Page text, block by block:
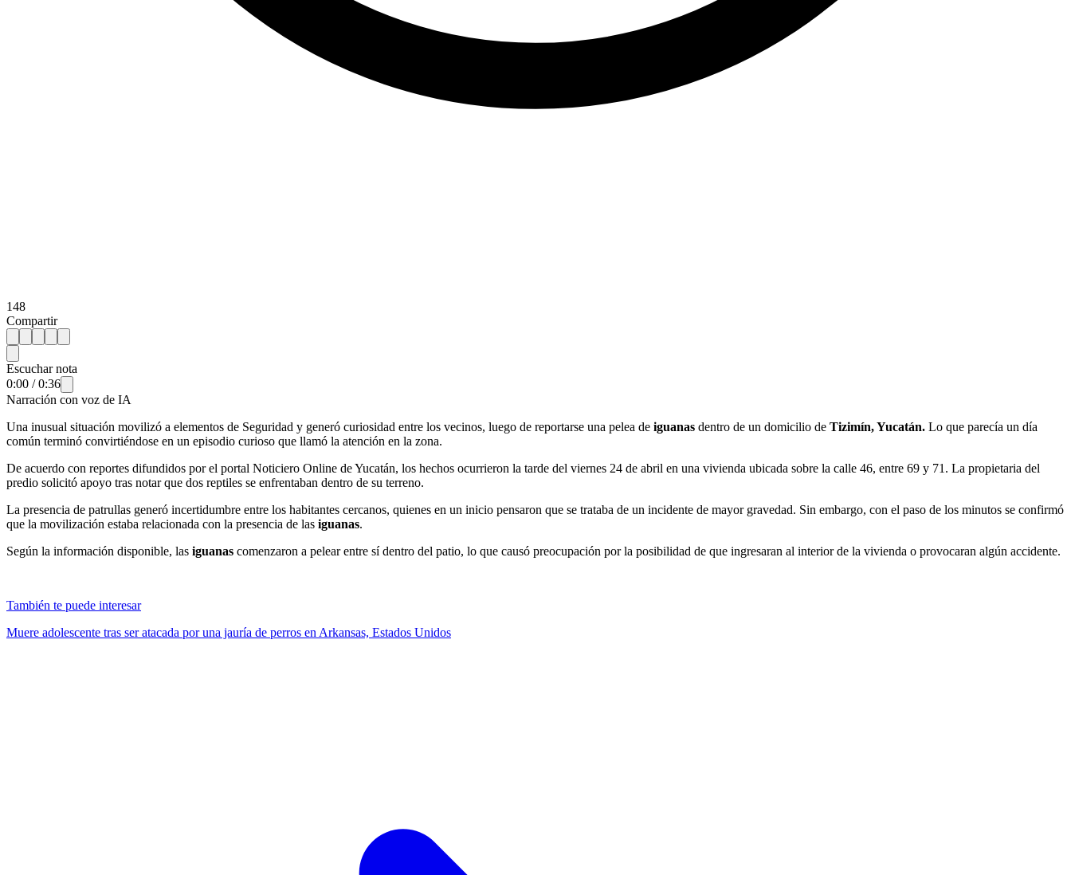
148
Compartir
Escuchar nota
0:00 /0:36
Narración con voz de IA
Una inusual situación movilizó a elementos de Seguridad y generó curiosidad entre los vecinos, luego de reportarse una pelea de iguanas dentro de un domicilio de Tizimín, Yucatán. Lo que parecía un día
común terminó convirtiéndose en un episodio curioso que llamó la atención en la zona.
De acuerdo con reportes difundidos por el portal Noticiero Online de Yucatán, los hechos ocurrieron la tarde del viernes 24 de abril en una vivienda ubicada sobre la calle 46, entre 69 y 71. La propietaria del
predio solicitó apoyo tras notar que dos reptiles se enfrentaban dentro de su terreno.
La presencia de patrullas generó incertidumbre entre los habitantes cercanos, quienes en un inicio pensaron que se trataba de un incidente de mayor gravedad. Sin embargo, con el paso de los minutos se confirmó
que la movilización estaba relacionada con la presencia de las iguanas.
Según la información disponible, las iguanas comenzaron a pelear entre sí dentro del patio, lo que causó preocupación por la posibilidad de que ingresaran al interior de la vivienda o provocaran algún accidente.
También te puede interesar
Muere adolescente tras ser atacada por una jauría de perros en Arkansas, Estados Unidos